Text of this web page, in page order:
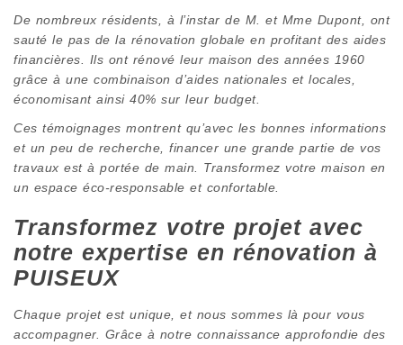
De nombreux résidents, à l’instar de M. et Mme Dupont, ont
sauté le pas de la rénovation globale en profitant des aides
financières. Ils ont rénové leur maison des années 1960
grâce à une combinaison d’aides nationales et locales,
économisant ainsi 40% sur leur budget.
Ces témoignages montrent qu’avec les bonnes informations
et un peu de recherche, financer une grande partie de vos
travaux est à portée de main. Transformez votre maison en
un espace éco-responsable et confortable.
Transformez votre projet avec
notre expertise en rénovation à
PUISEUX
Chaque projet est unique, et nous sommes là pour vous
accompagner. Grâce à notre connaissance approfondie des